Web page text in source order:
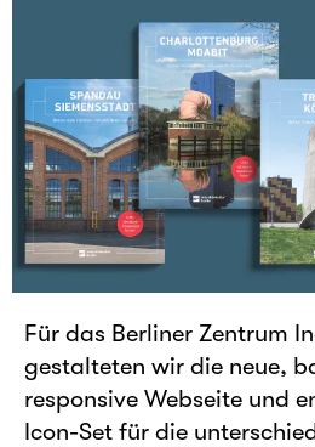
Für das Berliner Zentrum
gestalteten wir die neue,
responsive Webseite und
Icon-Set für die